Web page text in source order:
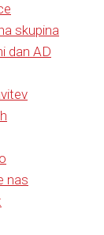
skupina
dan AD
nas